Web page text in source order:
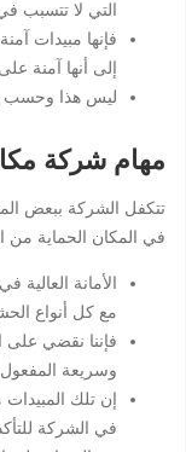
التي لا تتسبب
فإنها مبيدات
إلى أنها آمنة
ليس هذا وحسب بل
مهام شركة
تتكفل الشركة ببعض
في المكان الحماية
الأمانة
مع كل أنواع
فإننا نقضي على
وسريعة
إن تلك
في الشركة